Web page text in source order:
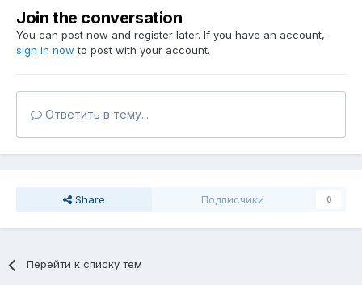
Join the conversation
You can post now and register later. If you have an account,
sign in now to post with your account.
Ответить в тему...
Share Подписчики 0
Перейти к списку тем